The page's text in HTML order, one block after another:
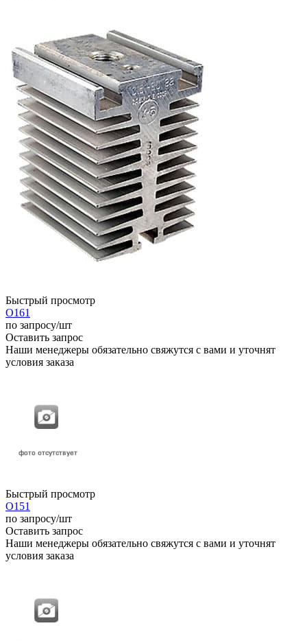
Быстрый просмотр
О161
по запросу/шт
Оставить запрос
Наши менеджеры обязательно свяжутся с вами и уточнят
условия заказа
Быстрый просмотр
О151
по запросу/шт
Оставить запрос
Наши менеджеры обязательно свяжутся с вами и уточнят
условия заказа